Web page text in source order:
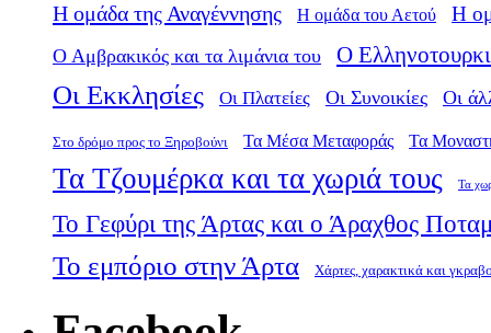
Η ομάδα της Αναγέννησης Η ομάδα του Αετού Η
Ο Αμβρακικός και τα λιμάνια του Ο
Οι Εκκλησίες Οι Πλατείες Οι Συνοικίες Οι
Στο δρόμο προς το Ξηροβούνι Τα Μέσα Μεταφοράς Τα
Τα Τζουμέρκα και τα χωριά τους Τα
Το Γεφύρι της Άρτας και ο Άραχθος
Το εμπόριο στην Άρτα Χάρτες, χαρακτικά και